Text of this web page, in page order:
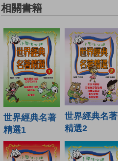
相關書籍
世界經典名著
精選1
世界經典名著
精選2